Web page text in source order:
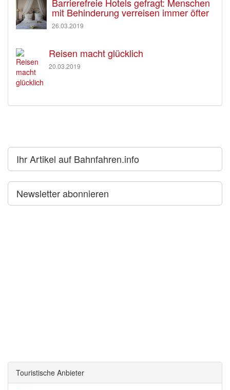
mit Behinderung verreisen immer öfter
26.03.2019
Reisen macht glücklich
20.03.2019
Ihr Artikel auf Bahnfahren.info
Newsletter abonnieren
Touristische Anbieter